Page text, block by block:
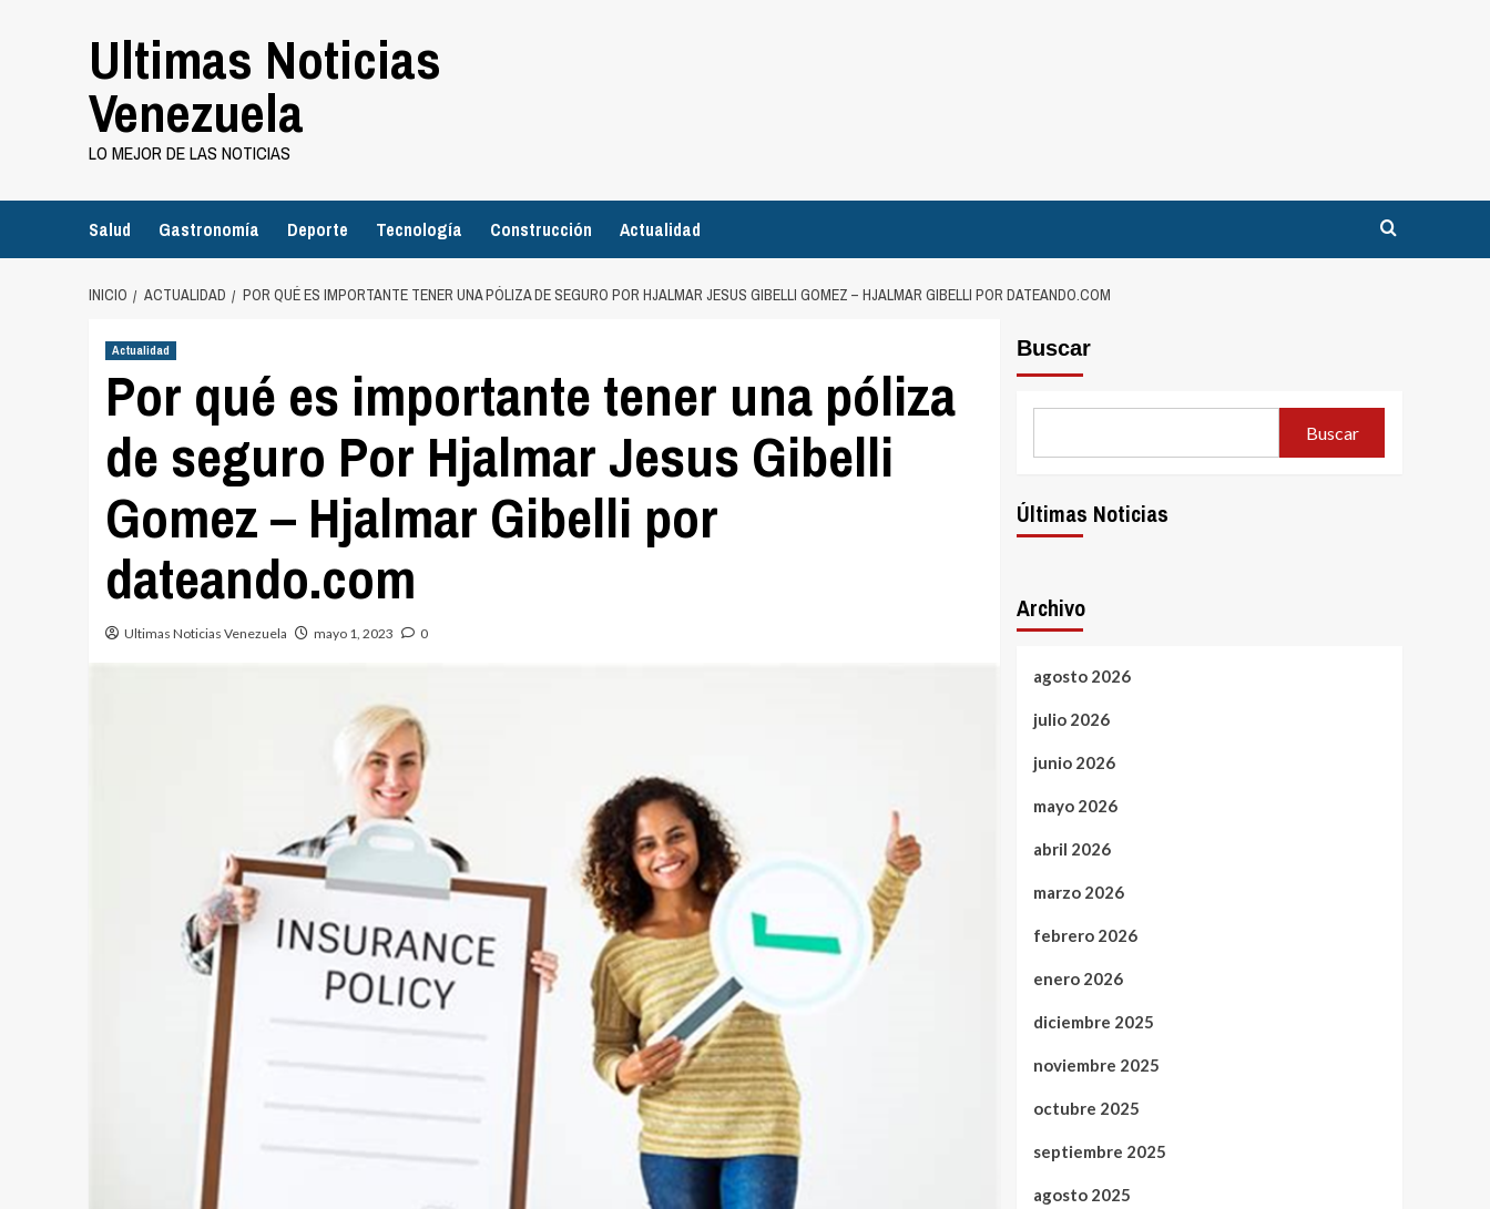
Ultimas Noticias
Venezuela
LO MEJOR DE LAS NOTICIAS
Salud Gastronomía Deporte Tecnología Construcción Actualidad
INICIO ACTUALIDAD POR QUÉ ES IMPORTANTE TENER UNA PÓLIZA DE SEGURO POR HJALMAR JESUS GIBELLI GOMEZ – HJALMAR GIBELLI POR DATEANDO.COM
Actualidad
Por qué es importante tener una póliza
de seguro Por Hjalmar Jesus Gibelli
Gomez – Hjalmar Gibelli por
dateando.com
Ultimas Noticias Venezuela mayo 1, 2023 0
Buscar
Buscar
Últimas Noticias
Archivo
agosto 2026
julio 2026
junio 2026
mayo 2026
abril 2026
marzo 2026
febrero 2026
enero 2026
diciembre 2025
noviembre 2025
octubre 2025
septiembre 2025
agosto 2025